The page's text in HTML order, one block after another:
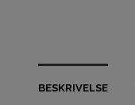
BESKRIVELSE